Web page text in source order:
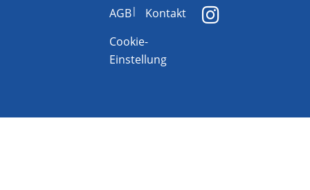
AGB
Kontakt
Cookie-
Einstellung